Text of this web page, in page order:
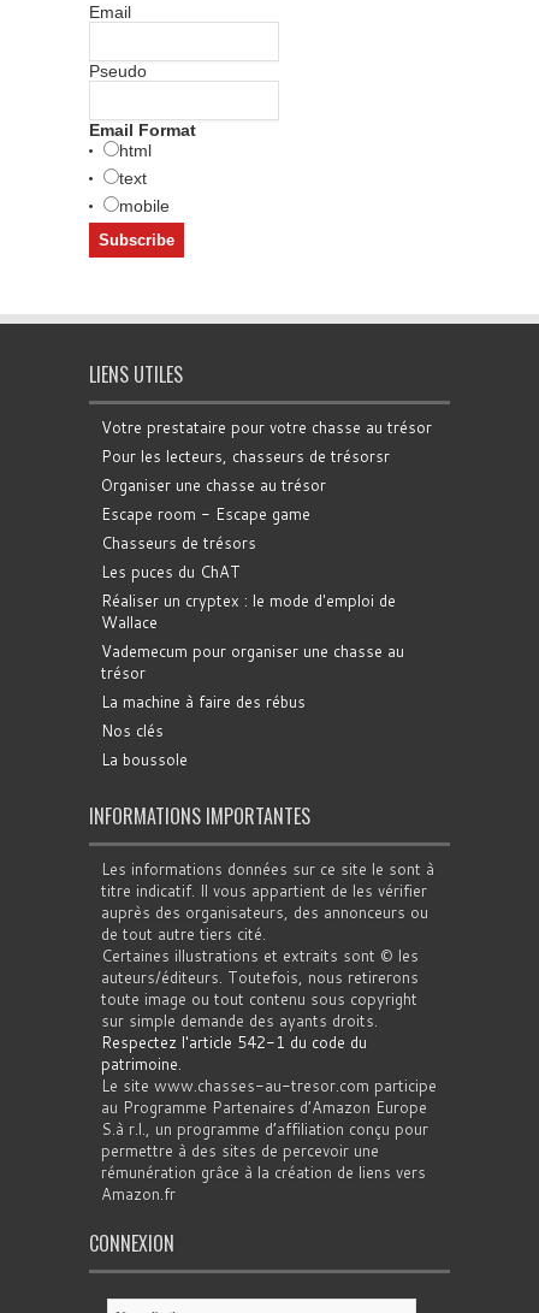
Email
Pseudo
Email Format
html
text
mobile
LIENS UTILES
Votre prestataire pour votre chasse au trésor
Pour les lecteurs, chasseurs de trésorsr
Organiser une chasse au trésor
Escape room - Escape game
Chasseurs de trésors
Les puces du ChAT
Réaliser un cryptex : le mode d'emploi de
Wallace
Vademecum pour organiser une chasse au
trésor
La machine à faire des rébus
Nos clés
La boussole
INFORMATIONS IMPORTANTES
Les informations données sur ce site le sont à
titre indicatif. Il vous appartient de les vérifier
auprès des organisateurs, des annonceurs ou
de tout autre tiers cité.
Certaines illustrations et extraits sont © les
auteurs/éditeurs. Toutefois, nous retirerons
toute image ou tout contenu sous copyright
sur simple demande des ayants droits.
Respectez l'article 542-1 du code du
patrimoine.
Le site www.chasses-au-tresor.com participe
au Programme Partenaires d’Amazon Europe
S.à r.l., un programme d’affiliation conçu pour
permettre à des sites de percevoir une
rémunération grâce à la création de liens vers
Amazon.fr
CONNEXION